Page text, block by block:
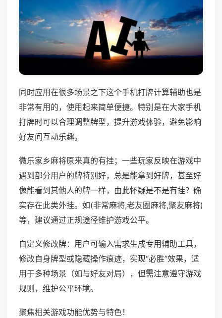
同时应用在很多场景之下这个手机打牌计算辅助也是
非常有用的，使用起来简单便捷。特别是在大家手机
打牌时可以合理调整牌型，提升游戏体验，避免影响
好友间互动乐趣。
微乐家乡麻将原来真的有挂；一些玩家反映在游戏中
遇到部分用户的牌特别好，总是能拿到好牌，甚至好
像能看到其他人的牌一样，由此怀疑是不是有挂？确
实存在此类外挂。如(非常麻将,老友圈麻将,聚友麻将)
等，建议通过正规途径维护游戏公平。
自定义修改牌：用户可输入需求生成专用辅助工具，
修改自身牌型或隐藏操作痕迹，实现“必胜”效果，适
用于多种场景（如与好友对局），但需注意遵守游戏
规则，维护公平环境。
聚焦相关游戏功能优势与特色！